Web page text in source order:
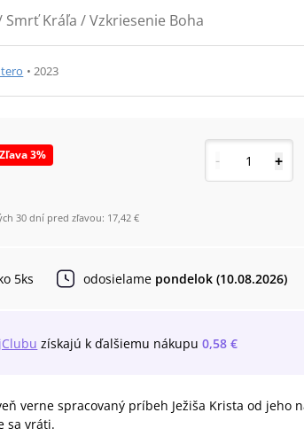
Kráľa / Vzkriesenie Boha
• 2023
Zľava3%
30 dní pred zľavou: 17,42 €
- +
5ks odosielame pondelok (10.08.2026)
získajú k ďalšiemu nákupu 0,58 €
verne spracovaný príbeh Ježiša Krista od jeho
sa vráti.